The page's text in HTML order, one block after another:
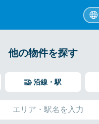
他の物件を探す
沿線・駅